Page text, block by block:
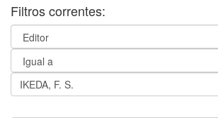
Filtros correntes: